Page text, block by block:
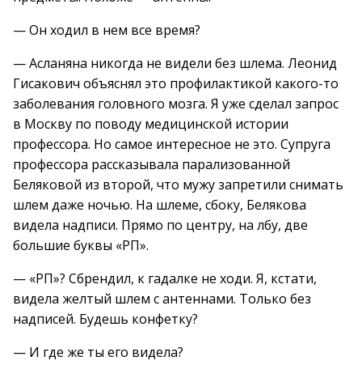
— Он ходил в нем все время?
— Асланяна никогда не видели без шлема. Леонид
Гисакович объяснял это профилактикой какого-то
заболевания головного мозга. Я уже сделал запрос
в Москву по поводу медицинской истории
профессора. Но самое интересное не это. Супруга
профессора рассказывала парализованной
Беляковой из второй, что мужу запретили снимать
шлем даже ночью. На шлеме, сбоку, Белякова
видела надписи. Прямо по центру, на лбу, две
большие буквы «РП».
— «РП»? Сбрендил, к гадалке не ходи. Я, кстати,
видела желтый шлем с антеннами. Только без
надписей. Будешь конфетку?
— И где же ты его видела?